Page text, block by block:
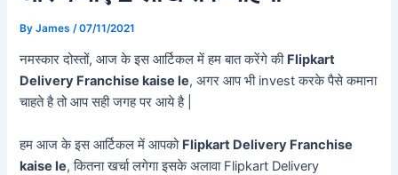
ByJames /07/11/2021
नमस्कार दोस्तों, आज के इस आर्टिकल में हम बात करेंगे की Flipkart
Delivery Franchise kaise le, अगर आप भी invest करके पैसे कमाना
चाहते है तो आप सही जगह पर आये है |
हम आज के इस आर्टिकल में आपको Flipkart Delivery Franchise
kaise le, कितना खर्चा लगेगा इसके अलावा Flipkart Delivery